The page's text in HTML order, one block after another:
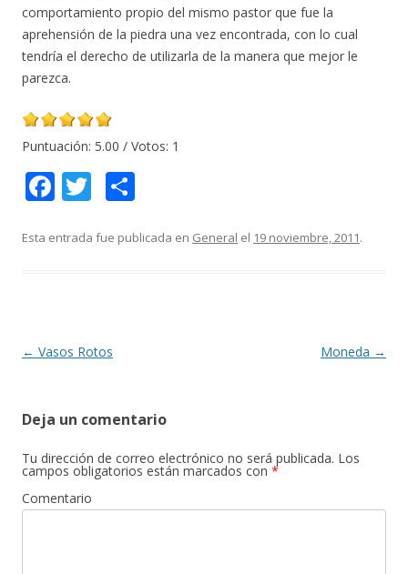
comportamiento propio del mismo pastor que fue la
aprehensión de la piedra una vez encontrada, con lo cual
tendría el derecho de utilizarla de la manera que mejor le
parezca.
Puntuación: 5.00 / Votos: 1
F
e
k
T
itt m
Esta entrada fue publicada en General el 19 noviembre, 2011.
Navegación
← Vasos Rotos Moneda →
Deja un comentario
Tu dirección de correo electrónico no será publicada. Los
campos obligatorios están marcados con *
Comentario